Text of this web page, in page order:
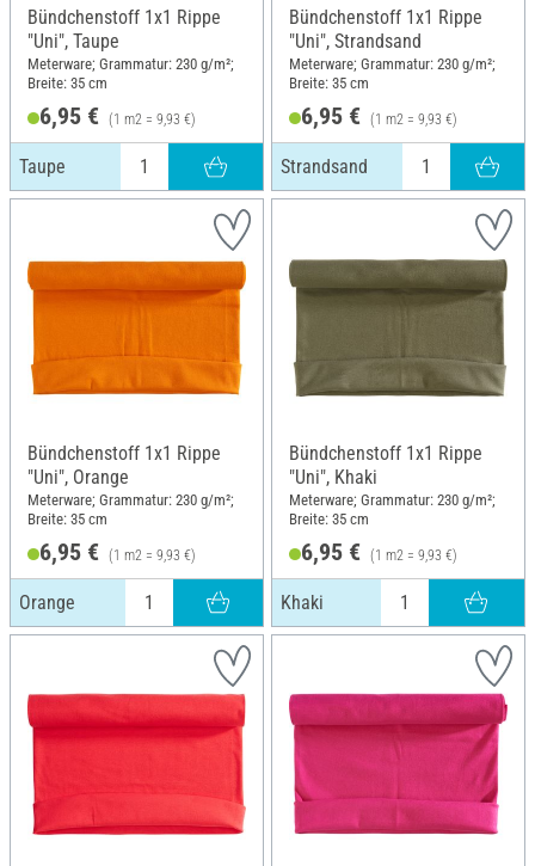
Bündchenstoff 1x1 Rippe
"Uni", Taupe
Meterware; Grammatur: 230 g/m²;
Breite: 35 cm
6,95 € (1 m2 = 9,93 €)
Taupe
Bündchenstoff 1x1 Rippe
"Uni", Strandsand
Meterware; Grammatur: 230 g/m²;
Breite: 35 cm
6,95 € (1 m2 = 9,93 €)
Strandsand
Bündchenstoff 1x1 Rippe
"Uni", Orange
Meterware; Grammatur: 230 g/m²;
Breite: 35 cm
6,95 € (1 m2 = 9,93 €)
Orange
Bündchenstoff 1x1 Rippe
"Uni", Khaki
Meterware; Grammatur: 230 g/m²;
Breite: 35 cm
6,95 € (1 m2 = 9,93 €)
Khaki